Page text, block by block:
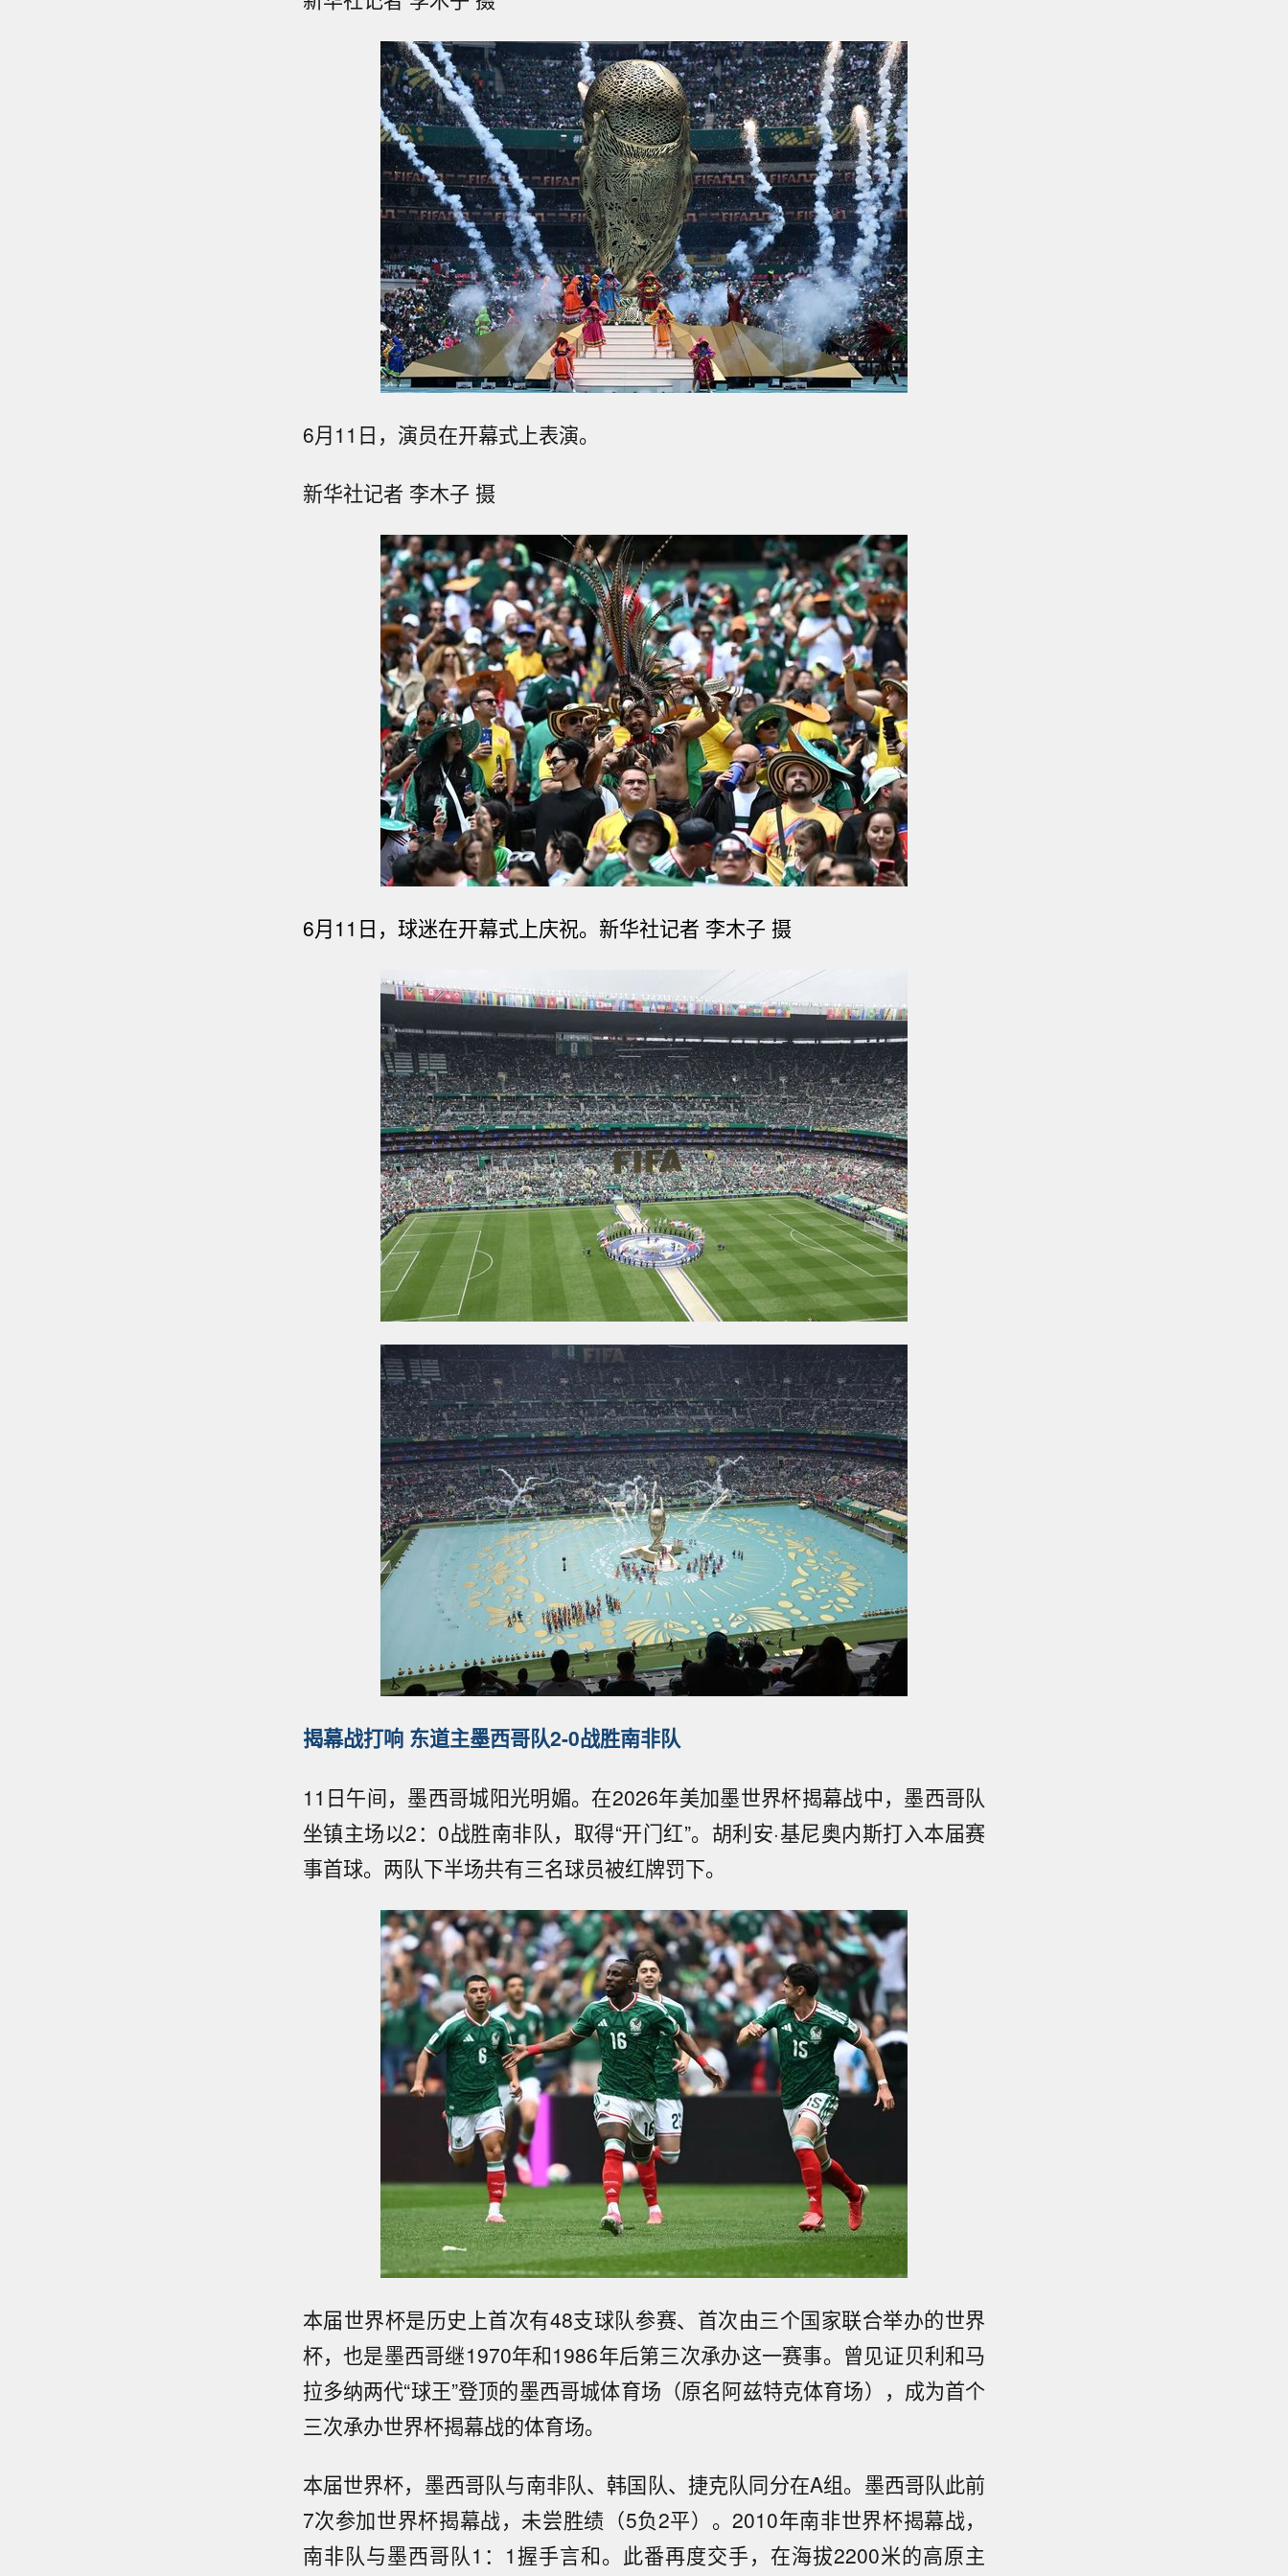
6月11日，演员在开幕式上表演。
新华社记者 李木子 摄
6月11日，球迷在开幕式上庆祝。 新华社记者 李木子 摄
揭幕战打响 东道主墨西哥队2-0战胜南非队
11日午间，墨西哥城阳光明媚。在2026年美加墨世界杯揭幕战中，墨西哥队
坐镇主场以2：0战胜南非队，取得“开门红”。胡利安·基尼奥内斯打入本届赛
事首球。两队下半场共有三名球员被红牌罚下。
本届世界杯是历史上首次有48支球队参赛、首次由三个国家联合举办的世界
杯，也是墨西哥继1970年和1986年后第三次承办这一赛事。曾见证贝利和马
拉多纳两代“球王”登顶的墨西哥城体育场（原名阿兹特克体育场），成为首个
三次承办世界杯揭幕战的体育场。
本届世界杯，墨西哥队与南非队、韩国队、捷克队同分在A组。墨西哥队此前
7次参加世界杯揭幕战，未尝胜绩（5负2平）。2010年南非世界杯揭幕战，
南非队与墨西哥队1：1握手言和。此番再度交手，在海拔2200米的高原主